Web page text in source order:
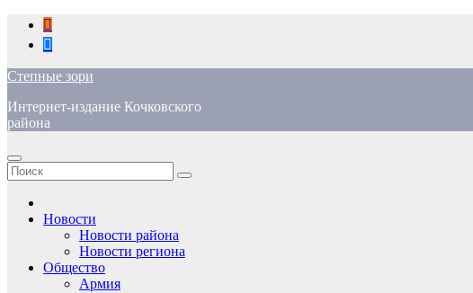
Перейти
содержимому
Степные зори
Интернет-издание Кочковского
района
Новости
Новости района
Новости региона
Общество
Армия